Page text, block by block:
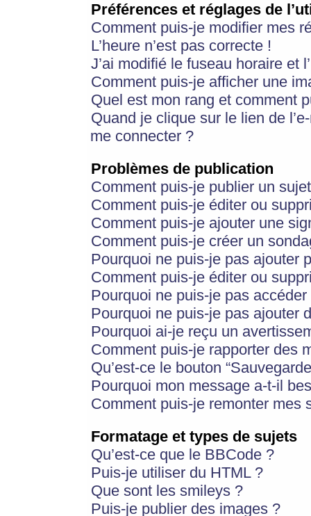
Préférences et réglages de
Comment puis-je modifier mes
L’heure n’est pas correcte !
J’ai modifié le fuseau horaire et
Comment puis-je afficher une
Quel est mon rang et comment
Quand je clique sur le lien de
me connecter ?
Problèmes de publication
Comment puis-je publier un
Comment puis-je éditer ou
Comment puis-je ajouter une
Comment puis-je créer un
Pourquoi ne puis-je pas ajouter
Comment puis-je éditer ou
Pourquoi ne puis-je pas
Pourquoi ne puis-je pas ajouter
Pourquoi ai-je reçu un
Comment puis-je rapporter des
Qu’est-ce le bouton
Pourquoi mon message a-t-il
Comment puis-je remonter mes
Formatage et types de sujets
Qu’est-ce que le BBCode ?
Puis-je utiliser du HTML ?
Que sont les smileys ?
Puis-je publier des images ?